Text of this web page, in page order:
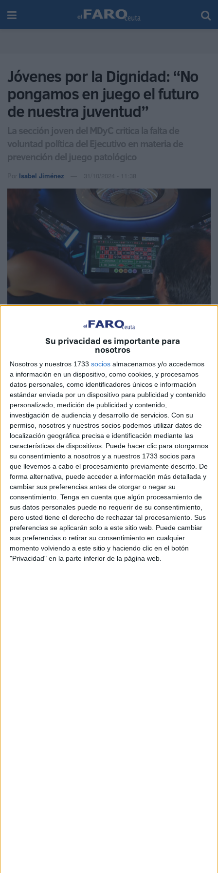
Su privacidad es importante para
nosotros
Nosotros y nuestros 1733 socios almacenamos y/o accedemos
a información en un dispositivo, como cookies, y procesamos
datos personales, como identificadores únicos e información
estándar enviada por un dispositivo para publicidad y contenido
personalizado, medición de publicidad y contenido,
investigación de audiencia y desarrollo de servicios. Con su
permiso, nosotros y nuestros socios podemos utilizar datos de
localización geográfica precisa e identificación mediante las
características de dispositivos. Puede hacer clic para otorgarnos
su consentimiento a nosotros y a nuestros 1733 socios para
que llevemos a cabo el procesamiento previamente descrito. De
forma alternativa, puede acceder a información más detallada y
cambiar sus preferencias antes de otorgar o negar su
consentimiento. Tenga en cuenta que algún procesamiento de
sus datos personales puede no requerir de su consentimiento,
pero usted tiene el derecho de rechazar tal procesamiento. Sus
preferencias se aplicarán solo a este sitio web. Puede cambiar
sus preferencias o retirar su consentimiento en cualquier
momento volviendo a este sitio y haciendo clic en el botón
"Privacidad" en la parte inferior de la página web.
Jóvenes por la Dignidad: “No
pongamos en juego el futuro
de nuestra juventud”
La sección joven del MDyC critica la falta de
voluntad política del Ejecutivo en materia de
prevención del juego patológico
Por Isabel Jiménez 31/10/2024 - 11:38
Jóvenes por la Dignidad, la sección joven del MDyC, ha
denunciado la falta de voluntad política por parte del
Ejecutivo para establecer protocolos en materia de
prevención del juego patológico. Con motivo del Día
Mundial Sin Juegos de Azar, la Unidad de Conductas
Adictivas de Ceuta alertaba del aumento de casos de
ludopatía en lajuventudde la ciudad autónoma.
De hecho, un informe de la Federación Española de
Jugadores de Azar Rehabilitados (FEJAR), revelaba que
uno de cada cinco jóvenes españoles entre 14 y 21 años
son adictos a las apuestas deportivas y otros juegos de
azar. “Seguimos viendo a diario las puertas de las casas
de apuestas llenas de chavalesmenoresde edad”,
señalan las juventudes localistas, que recuerdan la
importancia de implementar el Programa de Prevención de